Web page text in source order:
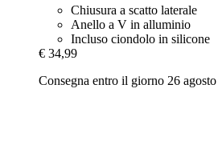
Chiusura a scatto laterale
Anello a V in alluminio
Incluso ciondolo in silicone
€ 34,99
Consegna entro il giorno 26 agosto